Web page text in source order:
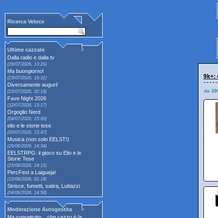
Ricerca Veloce
Ultime cazzate
Dalla radio e dalla tv
(29/07/2026, 13:26)
Ma buongiorno!
(23/07/2026, 16:31)
Diversamente auguri!
(23/07/2026, 02:19)
Fave Night 2026
(12/07/2026, 15:17)
Orgoglio Nerd
(04/07/2026, 15:00)
elio e le storie tese
(03/07/2026, 13:47)
Musica (non solo EELST!)
(26/06/2026, 14:34)
EELSTRPG: il gioco su Elio e le
Storie Tese
(25/06/2026, 14:15)
PercFest a Laigueja!
(12/06/2026, 01:18)
Strisce, fumetti, satira, Luttazzi
(04/06/2026, 14:58)
Moderazione Autogestita
9k+:
da